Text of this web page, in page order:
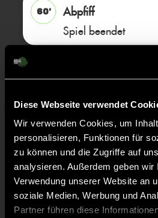
Diese Webseite verwendet
Wir verwenden Cookies, um
personalisieren, Funktionen für
zu können und die Zugriffe auf
analysieren. Außerdem geben
Verwendung unserer Website an
soziale Medien, Werbung und
Partner führen diese
60'
Abpfiff
Spiel beendet
48' TOR 7:0,
47' TOR 6:0,
46' TOR 5:0, FELDTOR